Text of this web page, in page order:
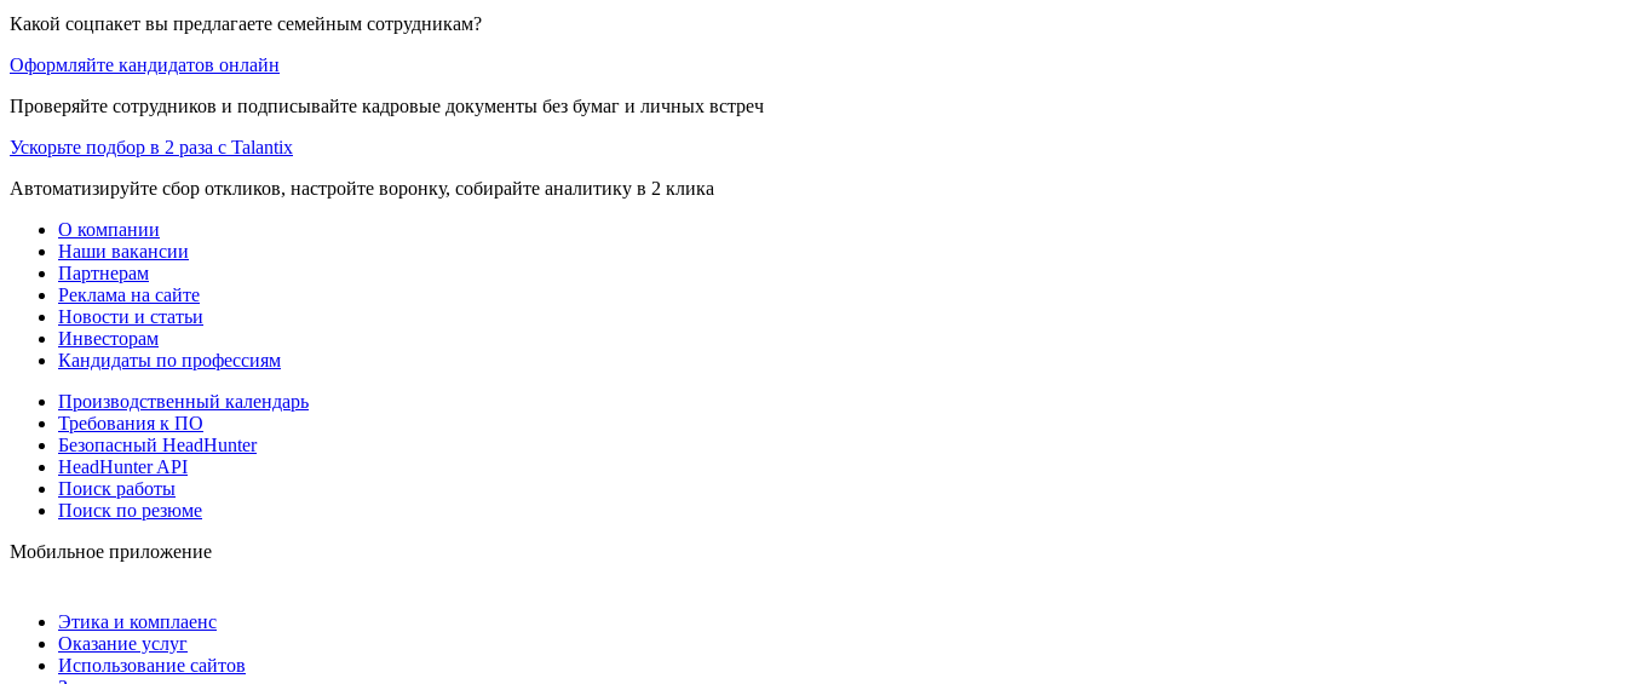
Какой соцпакет вы предлагаете семейным сотрудникам?
Оформляйте кандидатов онлайн
Проверяйте сотрудников и подписывайте кадровые документы без бумаг и личных встреч
Ускорьте подбор в 2 раза с Talantix
Автоматизируйте сбор откликов, настройте воронку, собирайте аналитику в 2 клика
О компании
Наши вакансии
Партнерам
Реклама на сайте
Новости и статьи
Инвесторам
Кандидаты по профессиям
Производственный календарь
Требования к ПО
Безопасный HeadHunter
HeadHunter API
Поиск работы
Поиск по резюме
Мобильное приложение
Этика и комплаенс
Оказание услуг
Использование сайтов